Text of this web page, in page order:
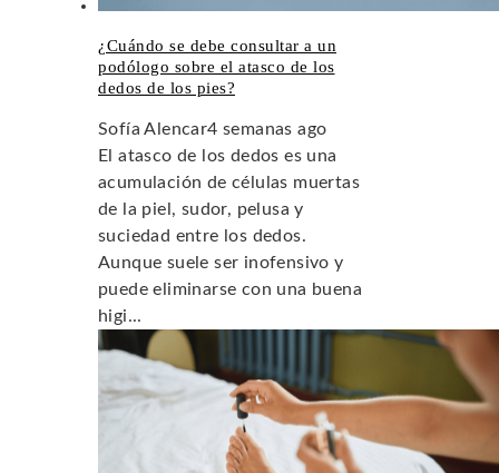
¿Cuándo se debe consultar a un
podólogo sobre el atasco de los
dedos de los pies?
Sofía Alencar4 semanas ago
El atasco de los dedos es una
acumulación de células muertas
de la piel, sudor, pelusa y
suciedad entre los dedos.
Aunque suele ser inofensivo y
puede eliminarse con una buena
higi...